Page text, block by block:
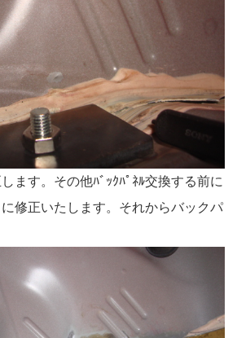
ます。その他ﾊﾞｯｸﾊﾟﾈﾙ交換する前に
修正いたします。それからバックパ